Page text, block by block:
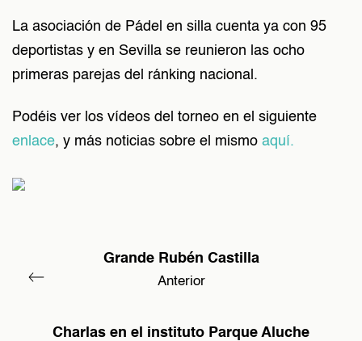
La asociación de Pádel en silla cuenta ya con 95
deportistas y en Sevilla se reunieron las ocho
primeras parejas del ránking nacional.
Podéis ver los vídeos del torneo en el siguiente
enlace, y más noticias sobre el mismo aquí.
Grande Rubén Castilla
Anterior
Charlas en el instituto Parque Aluche